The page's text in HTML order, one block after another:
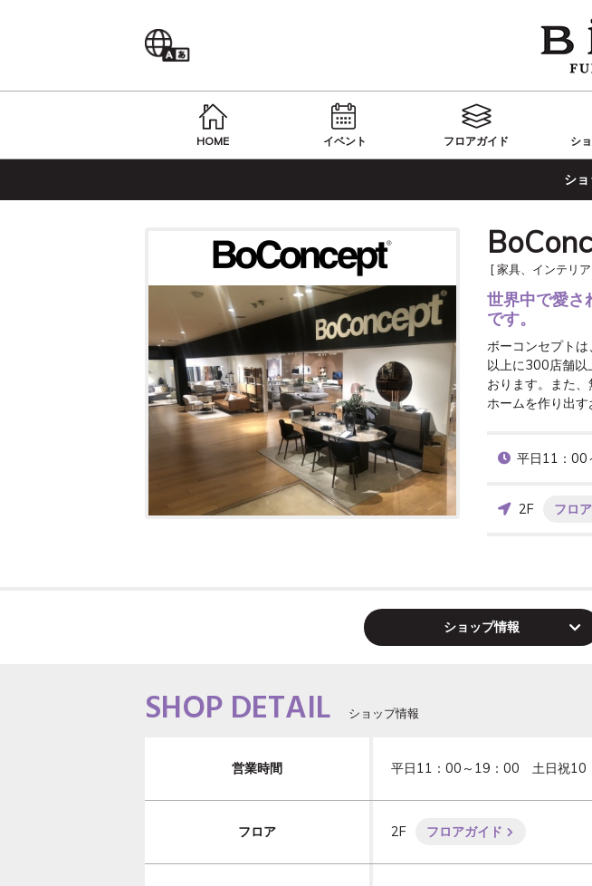
HOME イベント フロアガイド シ
シ
[ 家具、インテリ
世界中で愛さ
です。
ボーコンセプト
以上に300店舗以
おります。また
ホームを作り出す
平日11：00
2F フロ
ショップ情報
SHOP DETAIL ショップ情報
営業時間 平日11：00～19：00　土日祝10
フロア 2F フロアガイド